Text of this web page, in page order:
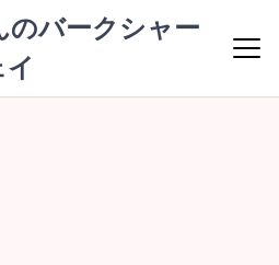
のバークシャー